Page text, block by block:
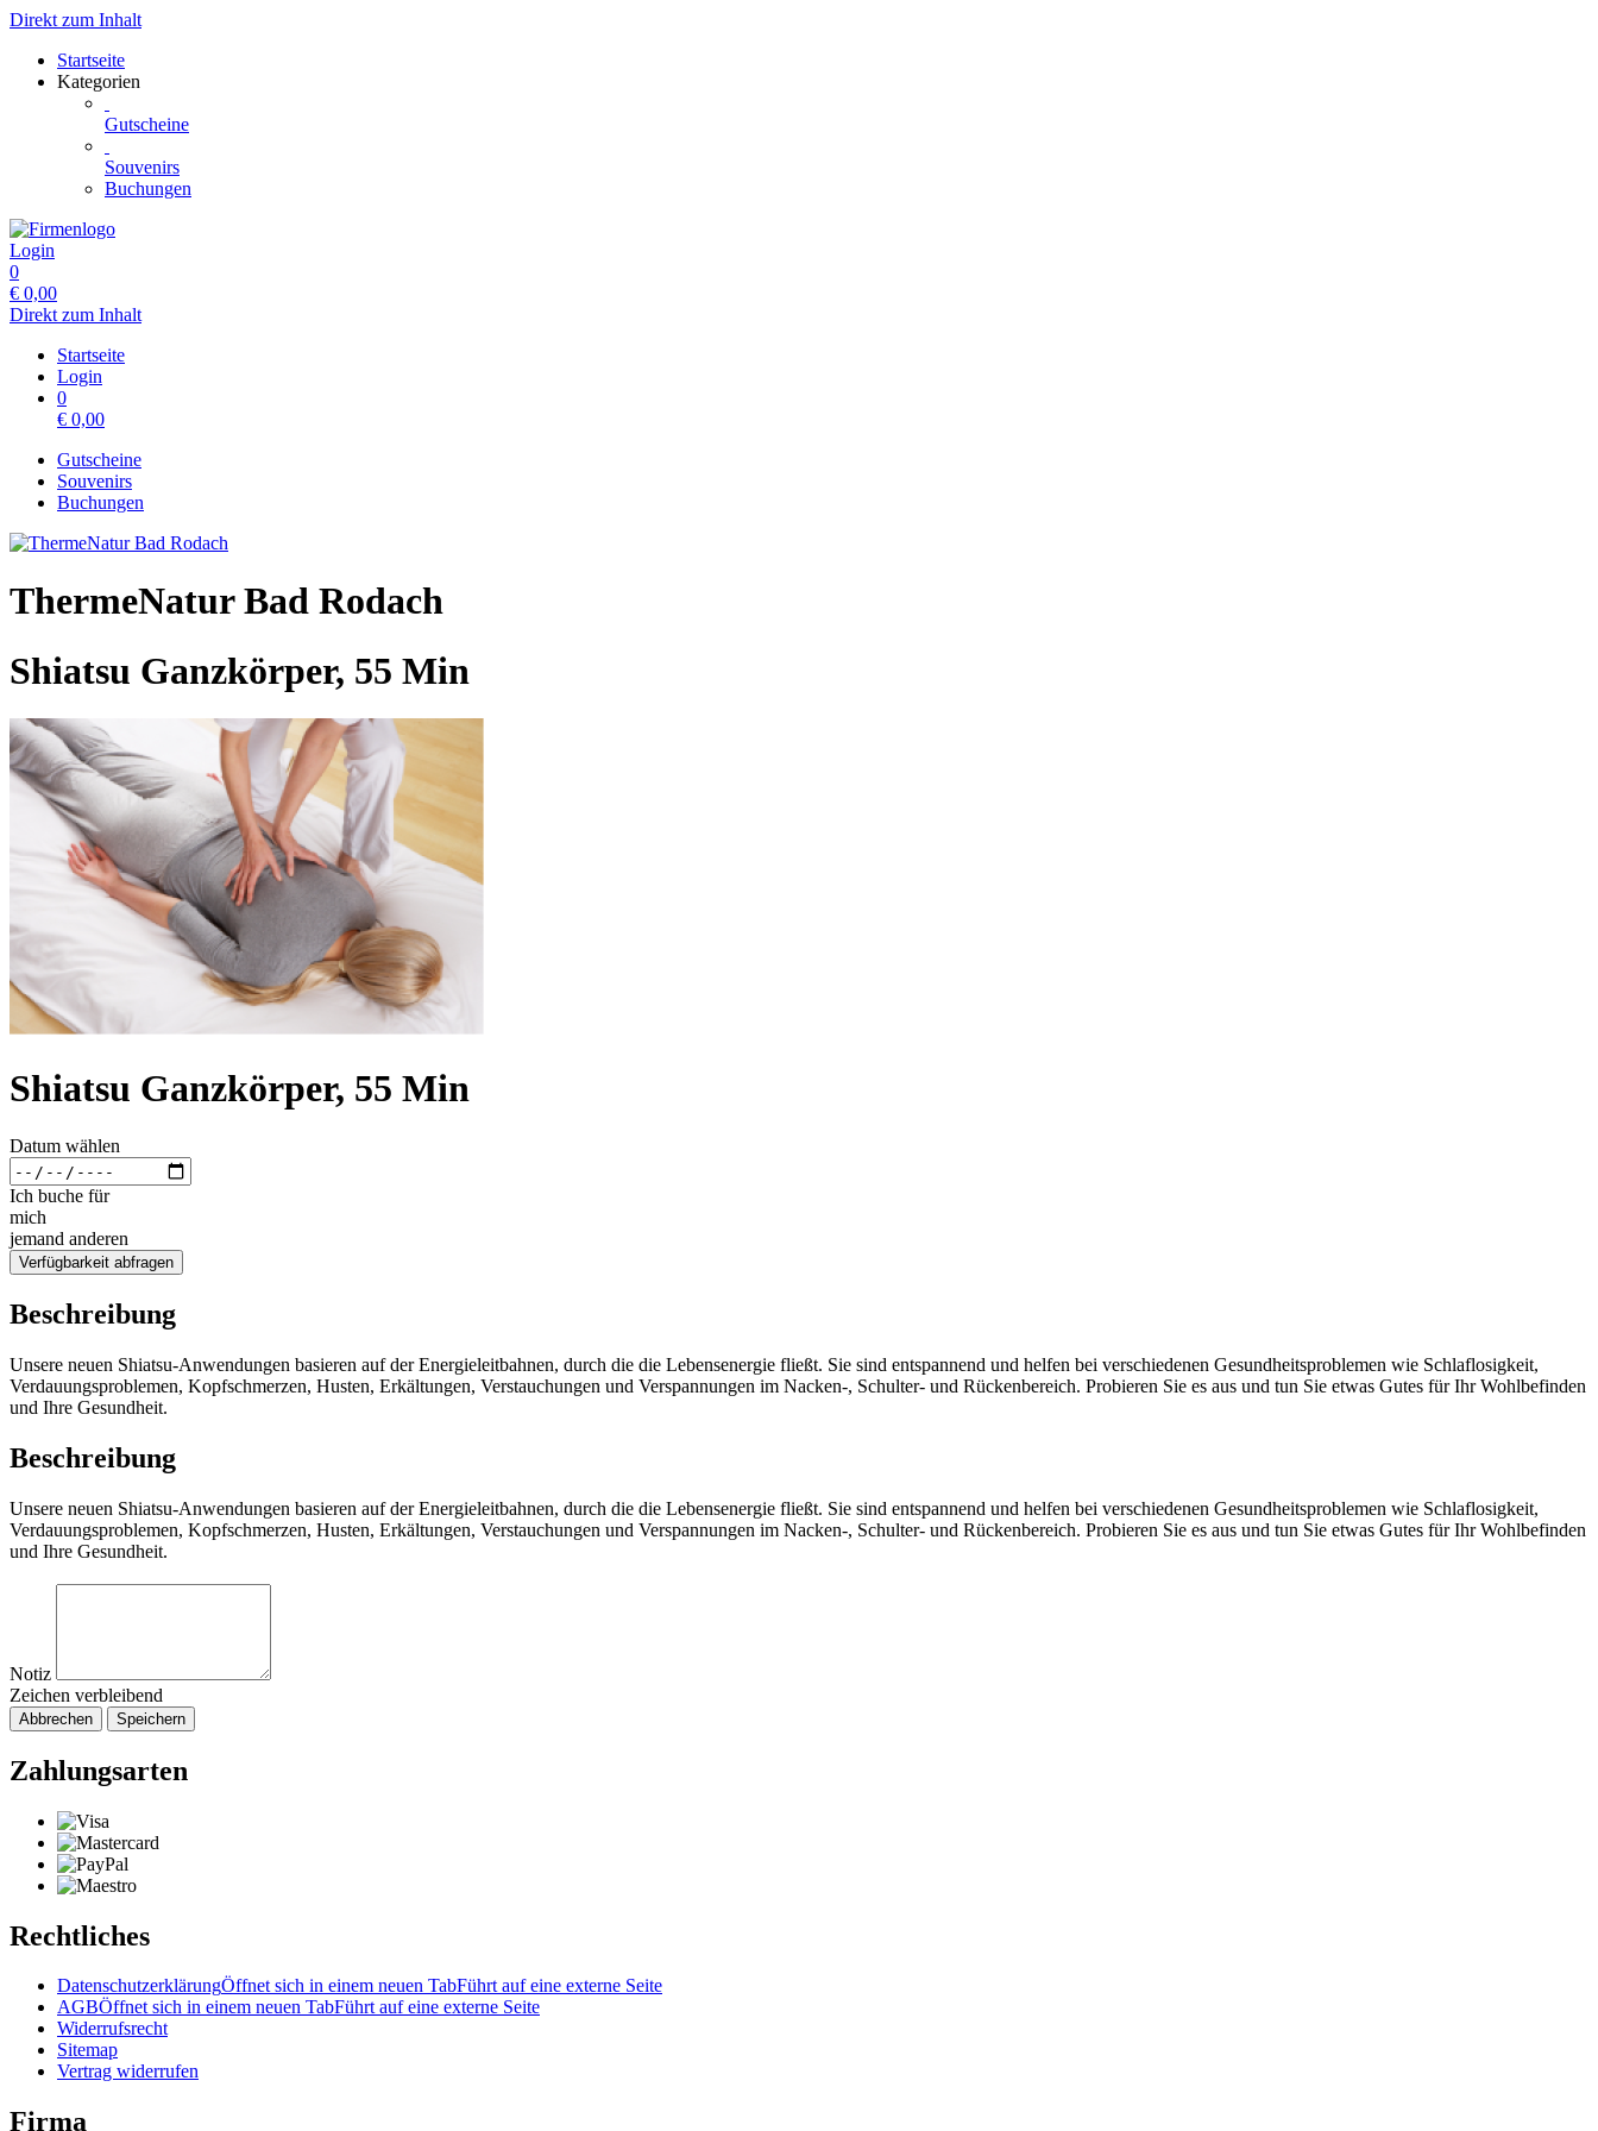
Direkt zum Inhalt
Startseite
Kategorien
Gutscheine
Souvenirs
Buchungen
Login
0
€ 0,00
Direkt zum Inhalt
Startseite
Login
0
€ 0,00
Gutscheine
Souvenirs
Buchungen
ThermeNatur Bad Rodach
Shiatsu Ganzkörper, 55 Min
Shiatsu Ganzkörper, 55 Min
Datum wählen
Ich buche für
mich
jemand anderen
Verfügbarkeit abfragen
Beschreibung
Unsere neuen Shiatsu-Anwendungen basieren auf der Energieleitbahnen, durch die die Lebensenergie fließt. Sie sind entspannend und helfen bei verschiedenen Gesundheitsproblemen wie Schlaflosigkeit,
Verdauungsproblemen, Kopfschmerzen, Husten, Erkältungen, Verstauchungen und Verspannungen im Nacken-, Schulter- und Rückenbereich. Probieren Sie es aus und tun Sie etwas Gutes für Ihr Wohlbefinden
und Ihre Gesundheit.
Beschreibung
Unsere neuen Shiatsu-Anwendungen basieren auf der Energieleitbahnen, durch die die Lebensenergie fließt. Sie sind entspannend und helfen bei verschiedenen Gesundheitsproblemen wie Schlaflosigkeit,
Verdauungsproblemen, Kopfschmerzen, Husten, Erkältungen, Verstauchungen und Verspannungen im Nacken-, Schulter- und Rückenbereich. Probieren Sie es aus und tun Sie etwas Gutes für Ihr Wohlbefinden
und Ihre Gesundheit.
Notiz
Zeichen verbleibend
Abbrechen Speichern
Zahlungsarten
Rechtliches
DatenschutzerklärungÖffnet sich in einem neuen TabFührt auf eine externe Seite
AGBÖffnet sich in einem neuen TabFührt auf eine externe Seite
Widerrufsrecht
Sitemap
Vertrag widerrufen
Firma